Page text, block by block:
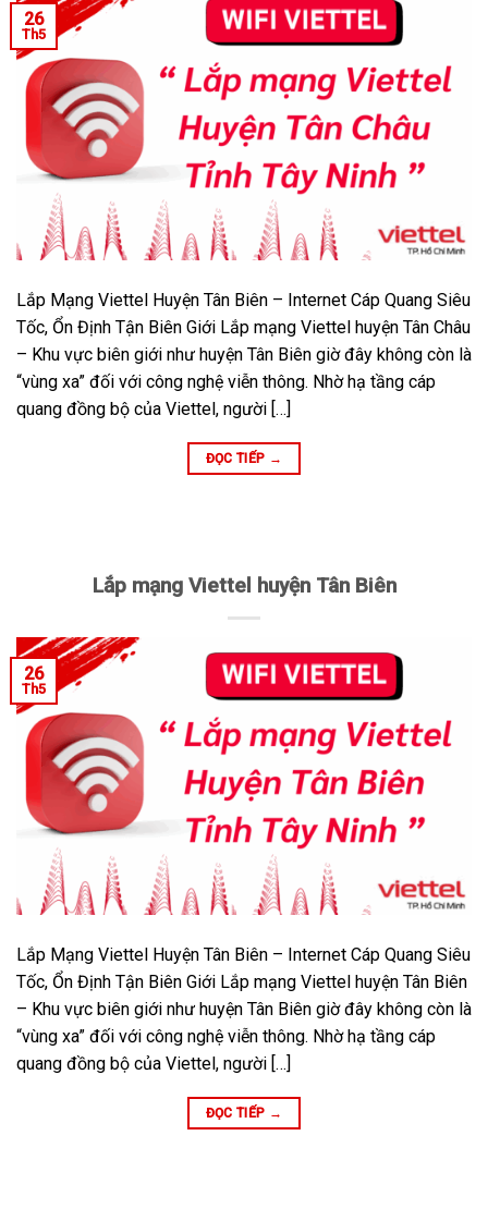
26
Th5
Lắp Mạng Viettel Huyện Tân Biên – Internet Cáp Quang Siêu
Tốc, Ổn Định Tận Biên Giới Lắp mạng Viettel huyện Tân Châu
– Khu vực biên giới như huyện Tân Biên giờ đây không còn là
“vùng xa” đối với công nghệ viễn thông. Nhờ hạ tầng cáp
quang đồng bộ của Viettel, người […]
ĐỌC TIẾP →
Lắp mạng Viettel huyện Tân Biên
26
Th5
Lắp Mạng Viettel Huyện Tân Biên – Internet Cáp Quang Siêu
Tốc, Ổn Định Tận Biên Giới Lắp mạng Viettel huyện Tân Biên
– Khu vực biên giới như huyện Tân Biên giờ đây không còn là
“vùng xa” đối với công nghệ viễn thông. Nhờ hạ tầng cáp
quang đồng bộ của Viettel, người […]
ĐỌC TIẾP →